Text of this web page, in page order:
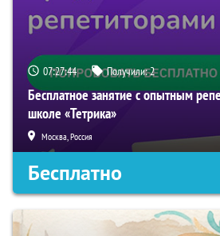
07:27:43 Получили:2
Бесплатное занятие с опытным
школе «Тетрика»
Москва, Россия
Бесплатно